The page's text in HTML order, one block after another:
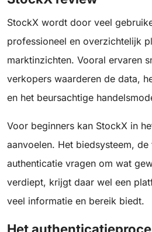
StockX wordt door veel
professioneel en overzichtelijk
marktinzichten. Vooral ervaren
verkopers waarderen de data,
en het beursachtige
Voor beginners kan StockX in
aanvoelen. Het biedsysteem,
authenticatie vragen om wat
verdiept, krijgt daar wel een
veel informatie en bereik biedt.